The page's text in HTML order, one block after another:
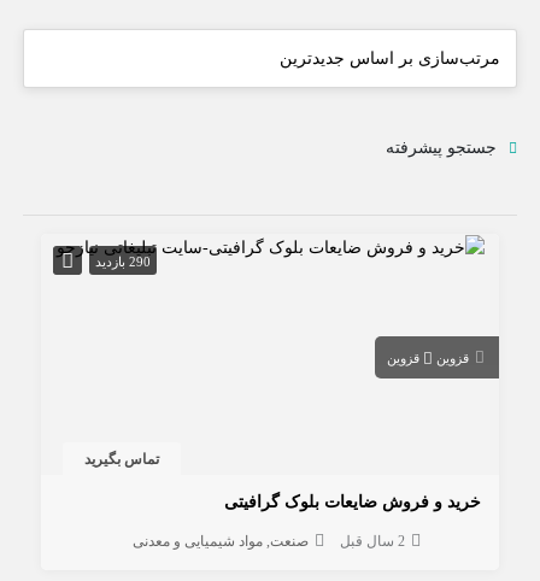
جستجو پیشرفته
290 بازدید
قزوین قزوین
تماس بگیرید
خرید و فروش ضایعات بلوک گرافیتی
2 سال قبل صنعت مواد شیمیایی و معدنی